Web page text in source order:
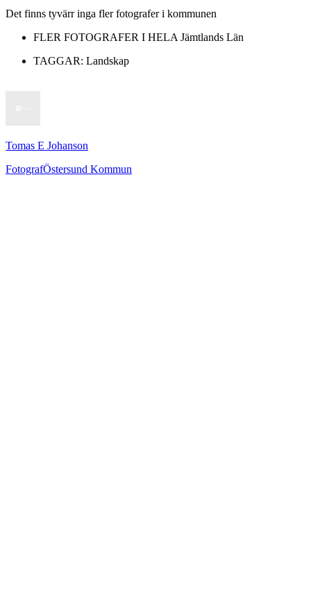
Det finns tyvärr inga fler fotografer i kommunen
FLER FOTOGRAFER I HELA Jämtlands Län
TAGGAR: Landskap
Tomas E Johanson
FotografÖstersund Kommun